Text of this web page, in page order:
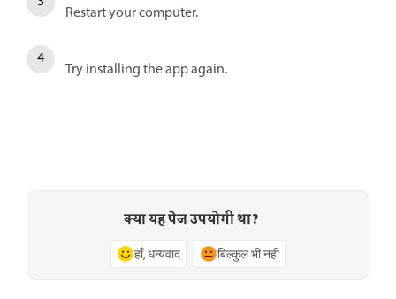
Restart your computer.
Try installing the app again.
क्या यह पेज उपयोगी था?
हाँ, धन्यवाद बिल्कुल भी नहीं